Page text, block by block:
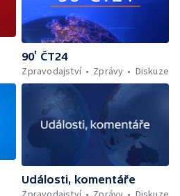
90’ ČT24
Zpravodajství
Zprávy Diskuze
Události, komentáře